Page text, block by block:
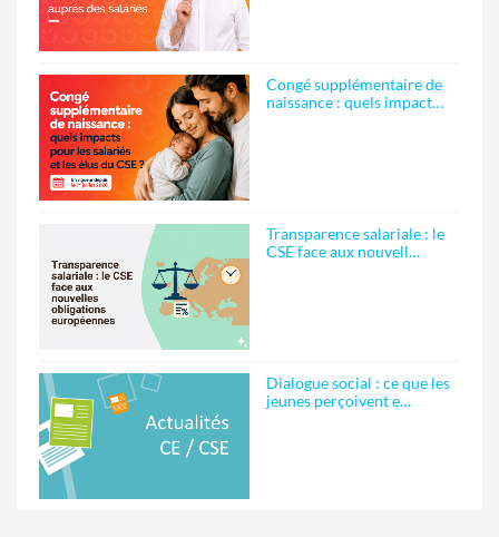
Congé supplémentaire de
naissance : quels impact…
Transparence salariale : le
CSE face aux nouvell…
Dialogue social : ce que les
jeunes perçoivent e…